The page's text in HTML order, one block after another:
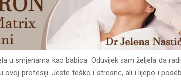
u smjenama kao babica. Oduvijek sam željela da
ovoj profesiji. Jeste teško i stresno, ali i lijepo i